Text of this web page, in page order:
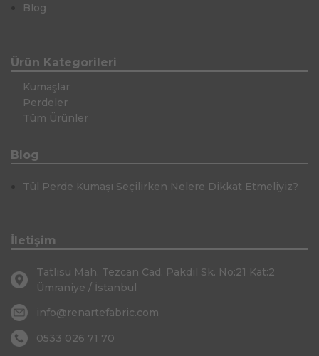
Blog
Ürün Kategorileri
Kumaşlar
Perdeler
Tüm Ürünler
Blog
Tül Perde Kumaşı Seçilirken Nelere Dikkat Etmeliyiz?
İletişim
Tatlısu Mah. Tezcan Cad. Pakdil Sk. No:21 Kat:2
Ümraniye / İstanbul
info@renartefabric.com
0533 026 71 70